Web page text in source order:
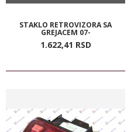
STAKLO RETROVIZORA SA
GREJACEM 07-
1.622,41 RSD